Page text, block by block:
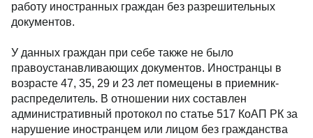
работу иностранных граждан без разрешительных
документов.
У данных граждан при себе также не было
правоустанавливающих документов. Иностранцы в
возрасте 47, 35, 29 и 23 лет помещены в приемник-
распределитель. В отношении них составлен
административный протокол по статье 517 КоАП РК за
нарушение иностранцем или лицом без гражданства